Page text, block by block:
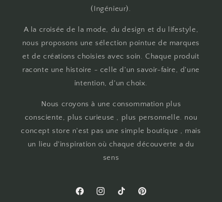
(Ingénieur).
A la croisée de la mode, du design et du lifestyle,
nous proposons une sélection pointue de marques
et de créations choisies avec soin. Chaque produit
raconte une histoire - celle d'un savoir-faire, d'une
intention, d'un choix.
Nous croyons à une consommation plus
consciente, plus curieuse , plus personnelle. nou
concept store n'est pas une simple boutique , mais
un lieu d'inspiration où chaque découverte a du
sens
FacebookInstagramTikTok Pinterest